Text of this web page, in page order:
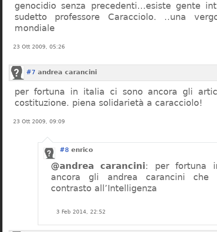
genocidio senza precedenti…esiste gente
sudetto professore Caracciolo. ..una
mondiale
23 Ott 2009, 05:26
#7 andrea carancini
per fortuna in italia ci sono ancora gli
costituzione. piena solidarietà a caracciolo!
23 Ott 2009, 09:09
#8 enrico
@andrea carancini: per fortuna
ancora gli andrea carancini
contrasto all’Intelligenza
3 Feb 2014, 22:52